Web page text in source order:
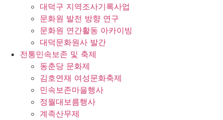
대덕구 지역조사기록사업
문화원 발전 방향 연구
문화원 연간활동 아카이빙
대덕문화원사 발간
전통민속보존 및 축제
동춘당 문화제
김호연재 여성문화축제
민속보존마을행사
정월대보름행사
계족산무제